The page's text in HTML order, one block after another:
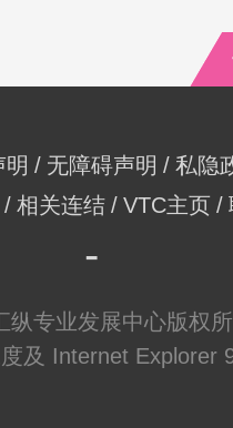
明 无障碍声明
私隐
相关连结 VTC主页
纵专业发展中心版权
及 Internet Explorer